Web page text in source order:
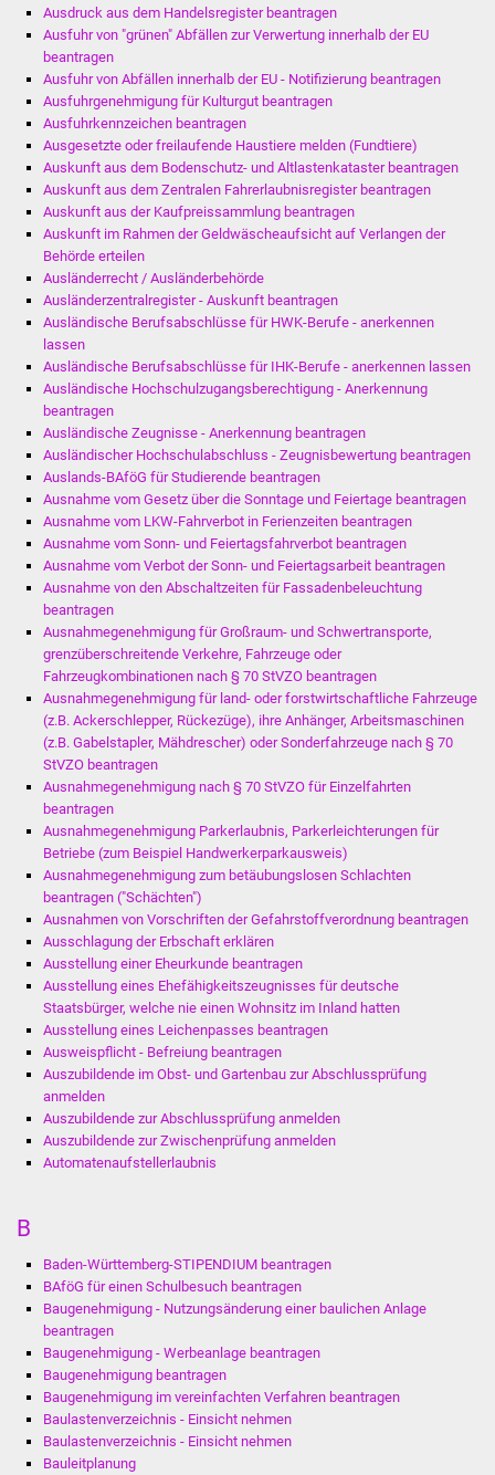
Senioren
Sommerwochen für
Ältere
Seniorenwohn- und
Pflegeheim
Familientreff
Kinder und Jugendliche
Migration und Integration
Freundeskreis Asyl
Ukraine-Hilfe
Wohnen
Bauen in Süßen
Wohnimmobilien +
Haushalt & Infos
Wirtschaftsförderung
Gewerbeimmobilien
IKG Auen
Ausschreibungen
Öffentliche
Ausschreibung
Beschränkte
Ausschreibung
Freihändige Vergabe
Gewerbeverzeichnis
Ausdruck aus dem Handelsregister beantragen
Ausfuhr von "grünen" Abfällen zur Verwertung innerhalb der EU
beantragen
Ausfuhr von Abfällen innerhalb der EU - Notifizierung beantragen
Ausfuhrgenehmigung für Kulturgut beantragen
Ausfuhrkennzeichen beantragen
Ausgesetzte oder freilaufende Haustiere melden (Fundtiere)
Auskunft aus dem Bodenschutz- und Altlastenkataster beantragen
Auskunft aus dem Zentralen Fahrerlaubnisregister beantragen
Auskunft aus der Kaufpreissammlung beantragen
Auskunft im Rahmen der Geldwäscheaufsicht auf Verlangen der
Behörde erteilen
Ausländerrecht / Ausländerbehörde
Ausländerzentralregister - Auskunft beantragen
Ausländische Berufsabschlüsse für HWK-Berufe - anerkennen
lassen
Ausländische Berufsabschlüsse für IHK-Berufe - anerkennen lassen
Ausländische Hochschulzugangsberechtigung - Anerkennung
beantragen
Ausländische Zeugnisse - Anerkennung beantragen
Ausländischer Hochschulabschluss - Zeugnisbewertung beantragen
Auslands-BAföG für Studierende beantragen
Ausnahme vom Gesetz über die Sonntage und Feiertage beantragen
Ausnahme vom LKW-Fahrverbot in Ferienzeiten beantragen
Ausnahme vom Sonn- und Feiertagsfahrverbot beantragen
Ausnahme vom Verbot der Sonn- und Feiertagsarbeit beantragen
Ausnahme von den Abschaltzeiten für Fassadenbeleuchtung
beantragen
Ausnahmegenehmigung für Großraum- und Schwertransporte,
grenzüberschreitende Verkehre, Fahrzeuge oder
Fahrzeugkombinationen nach § 70 StVZO beantragen
Ausnahmegenehmigung für land- oder forstwirtschaftliche Fahrzeuge
(z.B. Ackerschlepper, Rückezüge), ihre Anhänger, Arbeitsmaschinen
(z.B. Gabelstapler, Mähdrescher) oder Sonderfahrzeuge nach § 70
StVZO beantragen
Ausnahmegenehmigung nach § 70 StVZO für Einzelfahrten
beantragen
Ausnahmegenehmigung Parkerlaubnis, Parkerleichterungen für
Betriebe (zum Beispiel Handwerkerparkausweis)
Ausnahmegenehmigung zum betäubungslosen Schlachten
beantragen ("Schächten")
Ausnahmen von Vorschriften der Gefahrstoffverordnung beantragen
Ausschlagung der Erbschaft erklären
Ausstellung einer Eheurkunde beantragen
Ausstellung eines Ehefähigkeitszeugnisses für deutsche
Staatsbürger, welche nie einen Wohnsitz im Inland hatten
Ausstellung eines Leichenpasses beantragen
Ausweispflicht - Befreiung beantragen
Auszubildende im Obst- und Gartenbau zur Abschlussprüfung
anmelden
Auszubildende zur Abschlussprüfung anmelden
Auszubildende zur Zwischenprüfung anmelden
Automatenaufstellerlaubnis
B
Baden-Württemberg-STIPENDIUM beantragen
BAföG für einen Schulbesuch beantragen
Baugenehmigung - Nutzungsänderung einer baulichen Anlage
beantragen
Baugenehmigung - Werbeanlage beantragen
Baugenehmigung beantragen
Baugenehmigung im vereinfachten Verfahren beantragen
Baulastenverzeichnis - Einsicht nehmen
Baulastenverzeichnis - Einsicht nehmen
Bauleitplanung